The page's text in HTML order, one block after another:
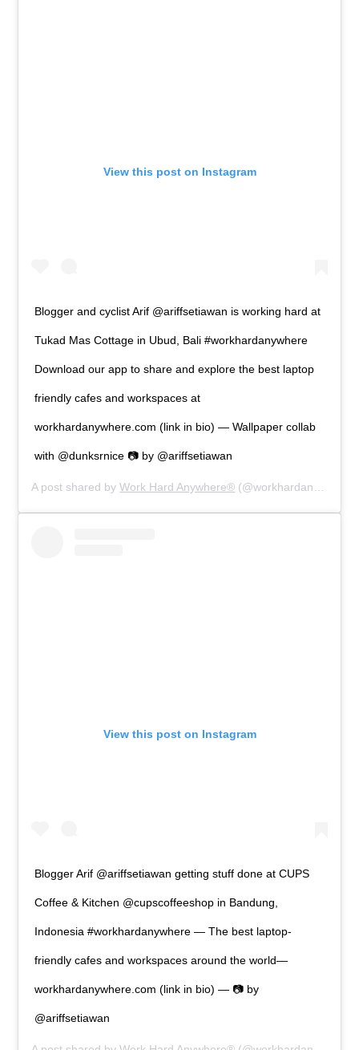
View this post on Instagram
Blogger and cyclist Arif @ariffsetiawan is working hard at
Tukad Mas Cottage in Ubud, Bali #workhardanywhere
Download our app to share and explore the best laptop
friendly cafes and workspaces at
workhardanywhere.com (link in bio) — Wallpaper collab
with @dunksrnice 📷 by @ariffsetiawan
A post shared byWork Hard Anywhere® (@workhardanywhere) on
View this post on Instagram
Blogger Arif @ariffsetiawan getting stuff done at CUPS
Coffee & Kitchen @cupscoffeeshop in Bandung,
Indonesia #workhardanywhere — The best laptop-
friendly cafes and workspaces around the world—
workhardanywhere.com (link in bio) — 📷 by
@ariffsetiawan